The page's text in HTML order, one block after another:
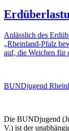
Anlässlich des
„Rheinland-Pfalz
auf, die Weichen für
BUNDjugend
Die BUNDjugend
V.) ist der